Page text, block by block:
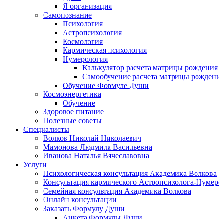
Я организация
Самопознание
Психология
Астропсихология
Космология
Кармическая психология
Нумерология
Калькулятор расчета матрицы рождения
Самообучение расчета матрицы
Обучение Формуле Души
Космоэнергетика
Обучение
Здоровое питание
Полезные советы
Специалисты
Волков Николай Николаевич
Мамонова Людмила Васильевна
Иванова Наталья Вячеславовна
Услуги
Психологическая консультация Академика Волкова
Консультация кармического Астропсихолога-
Семейная консультация Академика Волкова
Онлайн консультации
Заказать Формулу Души
Анкета Формулы Души